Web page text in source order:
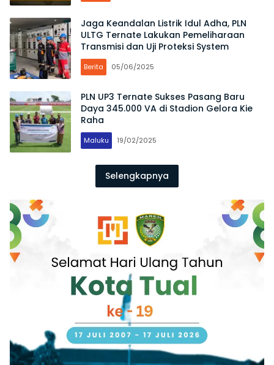
Jaga Keandalan Listrik Idul Adha, PLN
ULTG Ternate Lakukan Pemeliharaan
Transmisi dan Uji Proteksi System
Berita 05/06/2025
PLN UP3 Ternate Sukses Pasang Baru
Daya 345.000 VA di Stadion Gelora Kie
Raha
Maluku 19/02/2025
Selengkapnya